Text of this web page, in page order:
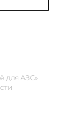
для АЗС»